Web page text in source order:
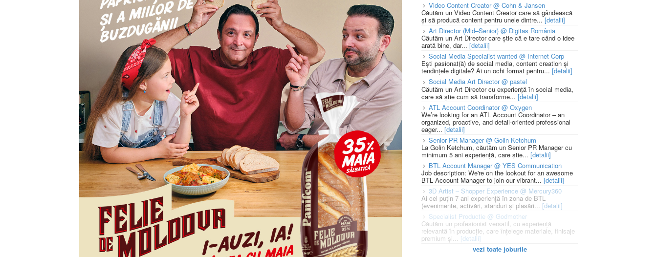
Video Content Creator @ Cohn & Jansen
Căutăm un Video Content Creator care să gândească
și să producă content pentru unele dintre... [detalii]
Art Director (Mid–Senior) @ Digitas România
Căutăm un Art Director care știe că e tare când o idee
arată bine, dar... [detalii]
Social Media Specialist wanted @ Internet Corp
Ești pasionat(ă) de social media, content creation și
tendințele digitale? Ai un ochi format pentru... [detalii]
Social Media Art Director @ pastel
Căutăm un Art Director cu experiență în social media,
care să știe cum să transforme... [detalii]
ATL Account Coordinator @ Oxygen
We’re looking for an ATL Account Coordinator – an
organized, proactive, and detail-oriented professional
eager... [detalii]
Senior PR Manager @ Golin Ketchum
La Golin Ketchum, căutăm un Senior PR Manager cu
minimum 5 ani experiență, care știe... [detalii]
BTL Account Manager @ YES Communication
Job description: We're on the lookout for an awesome
BTL Account Manager to join our vibrant... [detalii]
3D Artist – Shopper Experience @ Mercury360
Ai cel puțin 7 ani experiență în zona de BTL
(evenimente, activări, standuri și plasări... [detalii]
Specialist Productie @ Godmother
Căutăm un profesionist versatil, cu experiență
relevantă în producție, care înțelege materiale, finisaje
premium și... [detalii]
vezi toate joburile